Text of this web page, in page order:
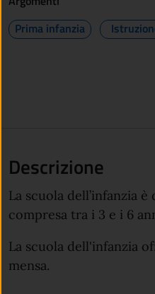
Prima infanzia
Descrizione
La scuola dell’infanzia
compresa tra i 3 e i 6
La scuola dell'infanzia
mensa.